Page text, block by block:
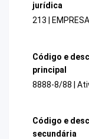
jurídica
213 |
Código e
principal
8888-8/88 |
Código e
secundária